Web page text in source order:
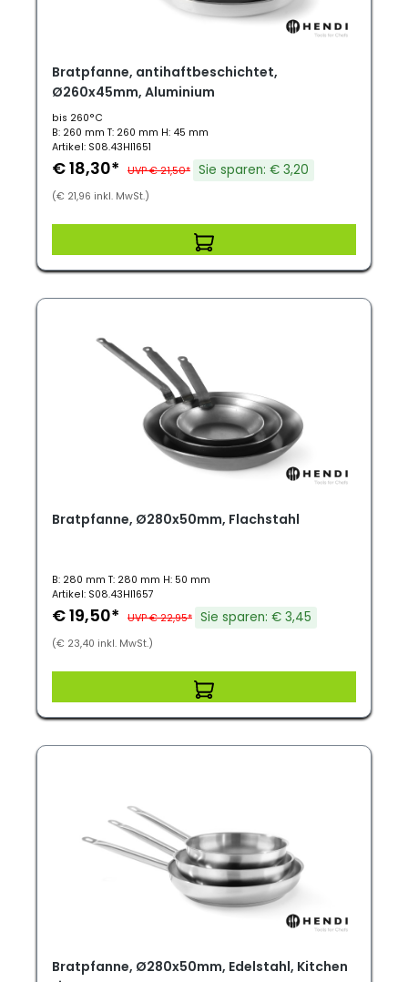
Bratpfanne, antihaftbeschichtet,
Ø260x45mm, Aluminium
bis 260°C
B: 260 mm T: 260 mm H: 45 mm
Artikel: S08.43HI1651
€ 18,30* UVP € 21,50* Sie sparen: € 3,20
(€ 21,96 inkl. MwSt.)
Bratpfanne, Ø280x50mm, Flachstahl
B: 280 mm T: 280 mm H: 50 mm
Artikel: S08.43HI1657
€ 19,50* UVP € 22,95* Sie sparen: € 3,45
(€ 23,40 inkl. MwSt.)
Bratpfanne, Ø280x50mm, Edelstahl, Kitchen